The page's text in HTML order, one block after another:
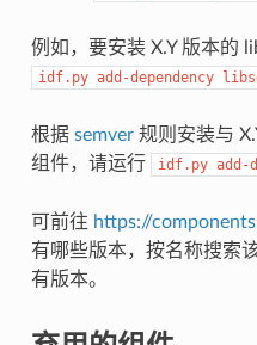
例如，要安装 X.Y 版本的
idf.py add-dependency
根据 semver规则安装与
组件，请运行
idf.py add-
可前往 https://
有哪些版本，按名称搜索
有版本。